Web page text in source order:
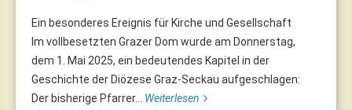
Ein besonderes Ereignis für Kirche und Gesellschaft
Im vollbesetzten Grazer Dom wurde am Donnerstag,
dem 1. Mai 2025, ein bedeutendes Kapitel in der
Geschichte der Diözese Graz-Seckau aufgeschlagen:
Der bisherige Pfarrer... Weiterlesen